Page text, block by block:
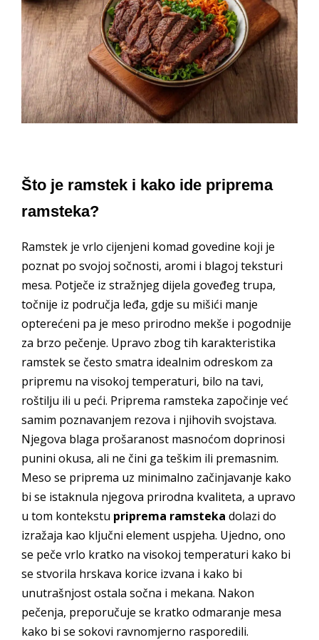
Što je ramstek i kako ide priprema
ramsteka?
Ramstek je vrlo cijenjeni komad govedine koji je
poznat po svojoj sočnosti, aromi i blagoj teksturi
mesa. Potječe iz stražnjeg dijela goveđeg trupa,
točnije iz područja leđa, gdje su mišići manje
opterećeni pa je meso prirodno mekše i pogodnije
za brzo pečenje. Upravo zbog tih karakteristika
ramstek se često smatra idealnim odreskom za
pripremu na visokoj temperaturi, bilo na tavi,
roštilju ili u peći. Priprema ramsteka započinje već
samim poznavanjem rezova i njihovih svojstava.
Njegova blaga prošaranost masnoćom doprinosi
punini okusa, ali ne čini ga teškim ili premasnim.
Meso se priprema uz minimalno začinjavanje kako
bi se istaknula njegova prirodna kvaliteta, a upravo
u tom kontekstu priprema ramsteka dolazi do
izražaja kao ključni element uspjeha. Ujedno, ono
se peče vrlo kratko na visokoj temperaturi kako bi
se stvorila hrskava korice izvana i kako bi
unutrašnjost ostala sočna i mekana. Nakon
pečenja, preporučuje se kratko odmaranje mesa
kako bi se sokovi ravnomjerno rasporedili.